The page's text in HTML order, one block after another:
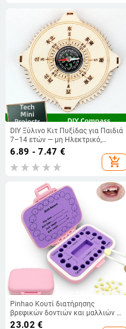
DIY Ξύλινο Κιτ Πυξίδας για Παιδιά
7–14 ετών — μη Ηλεκτρικό,
Εκπαιδευτικό Παιχνίδι Φυσικής
6.89 - 7.47 €
add_shopping_cart
Pinhao Κουτί διατήρησης
βρεφικών δοντιών και μαλλιών —
Υλικό PP τροφικής ποιότητας και
23.02 €